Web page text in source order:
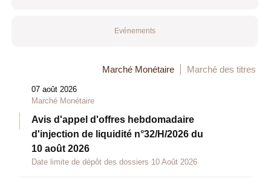
Evénements
Marché Monétaire Marché des titres
07 août 2026
Marché Monétaire
Avis d'appel d'offres hebdomadaire
d'injection de liquidité n°32/H/2026 du
10 août 2026
Date limite de dépôt des dossiers 10 Août 2026